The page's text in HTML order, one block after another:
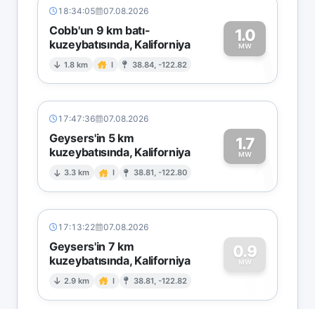
18:34:05 07.08.2026
Cobb'un 9 km batı-
kuzeybatısında, Kaliforniya
1.8 km I 38.84, -122.82
1.0
MW1
17:47:36 07.08.2026
Geysers'in 5 km
kuzeybatısında, Kaliforniya
3.3 km I 38.81, -122.80
1.7
MW1
17:13:22 07.08.2026
Geysers'in 7 km
kuzeybatısında, Kaliforniya
2.9 km I 38.81, -122.82
0.9
MW
0